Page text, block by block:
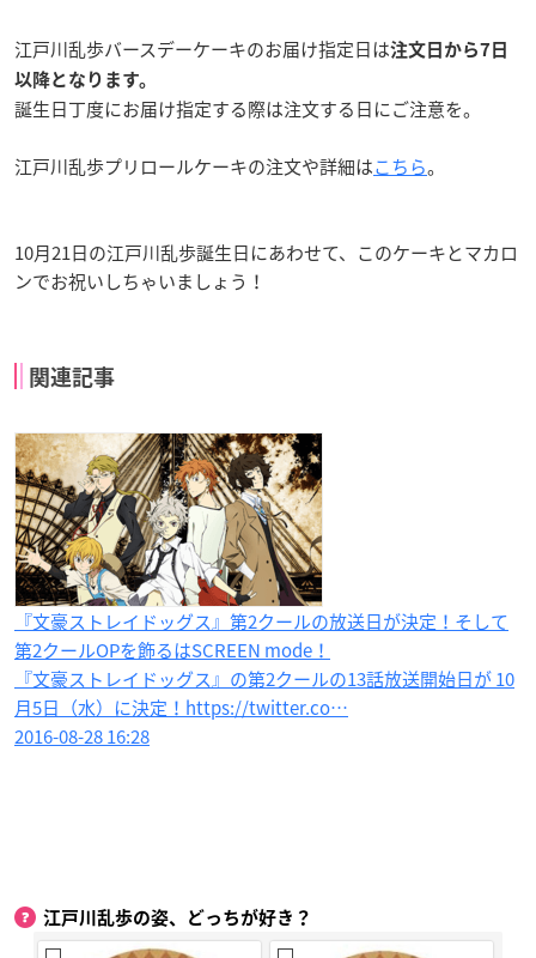
江戸川乱歩バースデーケーキのお届け指定日は注文日から7日
以降となります。
誕生日丁度にお届け指定する際は注文する日にご注意を。
江戸川乱歩プリロールケーキの注文や詳細はこちら。
10月21日の江戸川乱歩誕生日にあわせて、このケーキとマカロ
ンでお祝いしちゃいましょう！
関連記事
『文豪ストレイドッグス』第2クールの放送日が決定！そして
第2クールOPを飾るはSCREEN mode！
『文豪ストレイドッグス』の第2クールの13話放送開始日が 10
月5日（水）に決定！https://twitter.co…
2016-08-28 16:28
江戸川乱歩の姿、どっちが好き？